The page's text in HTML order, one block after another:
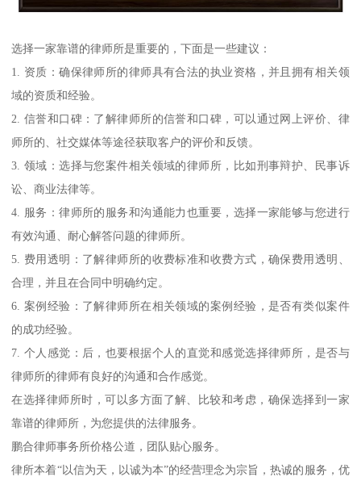
选择一家靠谱的律师所是重要的，下面是一些建议：
1. 资质：确保律师所的律师具有合法的执业资格，并且拥有相关领
域的资质和经验。
2. 信誉和口碑：了解律师所的信誉和口碑，可以通过网上评价、律
师所的、社交媒体等途径获取客户的评价和反馈。
3. 领域：选择与您案件相关领域的律师所，比如刑事辩护、民事诉
讼、商业法律等。
4. 服务：律师所的服务和沟通能力也重要，选择一家能够与您进行
有效沟通、耐心解答问题的律师所。
5. 费用透明：了解律师所的收费标准和收费方式，确保费用透明、
合理，并且在合同中明确约定。
6. 案例经验：了解律师所在相关领域的案例经验，是否有类似案件
的成功经验。
7. 个人感觉：后，也要根据个人的直觉和感觉选择律师所，是否与
律师所的律师有良好的沟通和合作感觉。
在选择律师所时，可以多方面了解、比较和考虑，确保选择到一家
靠谱的律师所，为您提供的法律服务。
鹏合律师事务所价格公道，团队贴心服务。
律所本着“以信为天，以诚为本”的经营理念为宗旨，热诚的服务，优